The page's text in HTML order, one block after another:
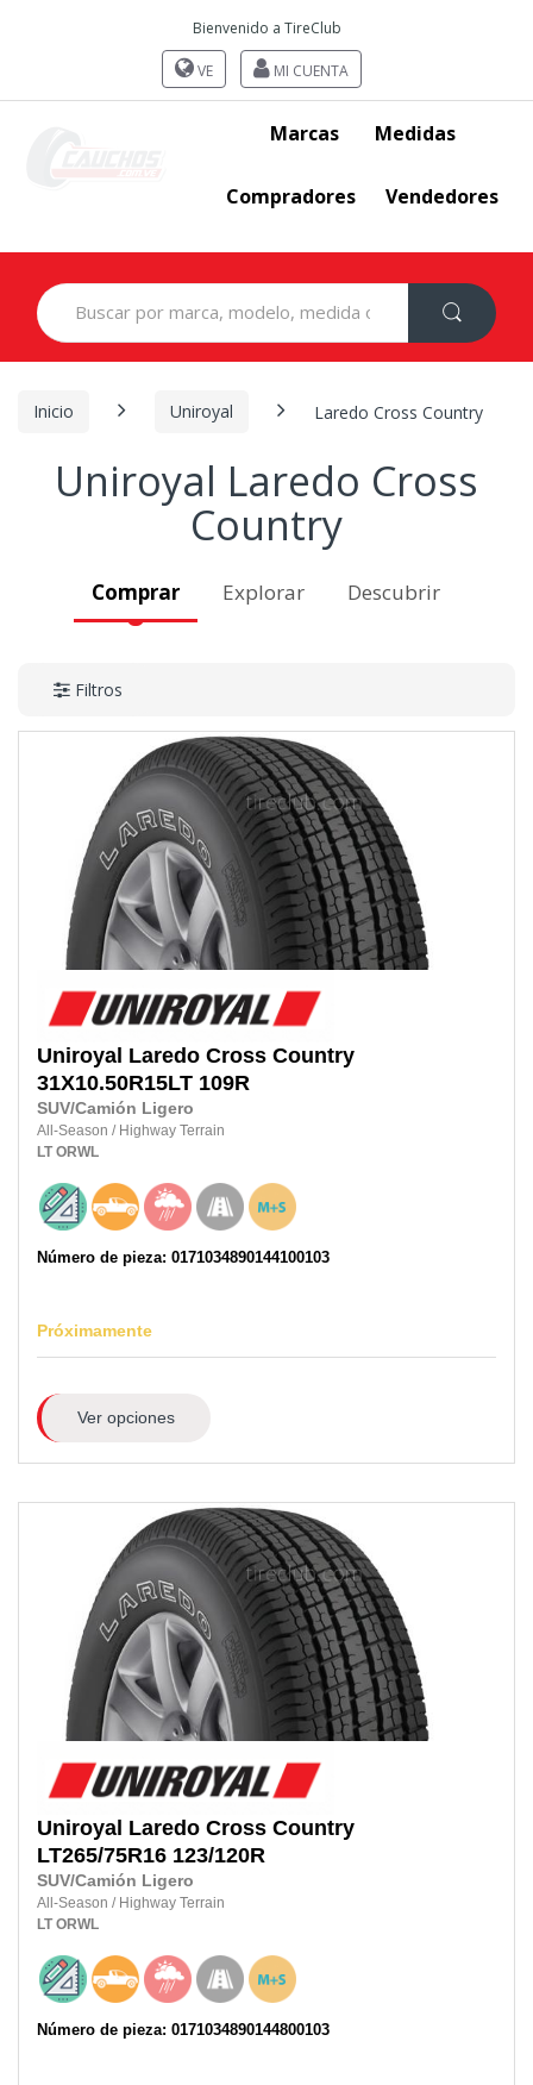
Bienvenido a TireClub
VE MI CUENTA
Marcas Medidas
Compradores Vendedores
Search
for:
Inicio Uniroyal Laredo Cross Country
Uniroyal Laredo Cross
Country
Comprar Explorar Descubrir
Filtros
Uniroyal Laredo Cross Country
31X10.50R15LT 109R
SUV/Camión Ligero
All-Season / Highway Terrain
LT ORWL
Número de pieza: 0171034890144100103
Próximamente
Ver opciones
Uniroyal Laredo Cross Country
LT265/75R16 123/120R
SUV/Camión Ligero
All-Season / Highway Terrain
LT ORWL
Número de pieza: 0171034890144800103